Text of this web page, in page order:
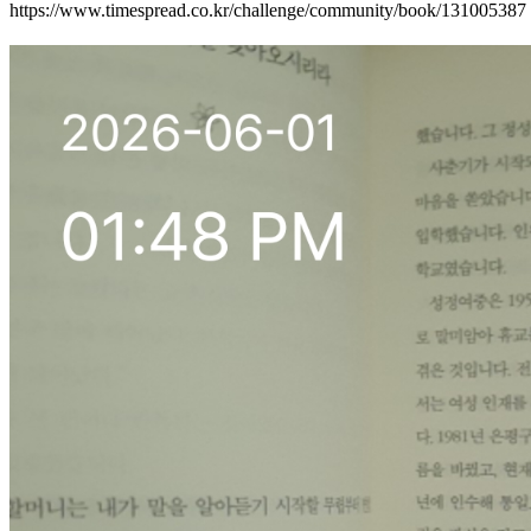
https://www.timespread.co.kr/challenge/community/book/131005387